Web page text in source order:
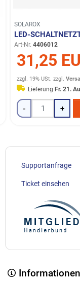
SOLAROX
LED-
Art-Nr. 4406012
31,25
zzgl. 19% USt. zzgl.
Lieferung Fr. 21.
- +
Supportanfrage
Ticket einsehen
Informationen